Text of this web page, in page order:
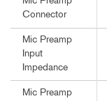
Connector
Mic Preamp
Input
Impedance
Mic Preamp